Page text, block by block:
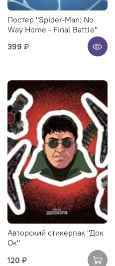
Постер "Spider-Man: No
Way Home - Final Battle"
399 ₽
Авторский стикерпак "Док
Ок"
120 ₽